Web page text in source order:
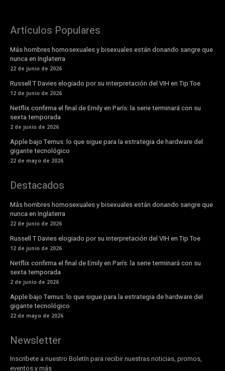
Artículos Populares
Más hombres homosexuales y bisexuales están donando sangre que
nunca en Inglaterra
22 de junio de 2026
Russell T Davies elogiado por su interpretación del VIH en Tip Toe
12 de junio de 2026
Netflix confirma el final de Emily en París: la serie terminará con su
sexta temporada
2 de junio de 2026
Apple bajo Ternus: lo que sigue para la estrategia de hardware del
gigante tecnológico
22 de mayo de 2026
Destacados
Más hombres homosexuales y bisexuales están donando sangre que
nunca en Inglaterra
22 de junio de 2026
Russell T Davies elogiado por su interpretación del VIH en Tip Toe
12 de junio de 2026
Netflix confirma el final de Emily en París: la serie terminará con su
sexta temporada
2 de junio de 2026
Apple bajo Ternus: lo que sigue para la estrategia de hardware del
gigante tecnológico
22 de mayo de 2026
Newsletter
Inscribete a nuestro Boletín para recibir nuestras noticias, promos,
eventos y más